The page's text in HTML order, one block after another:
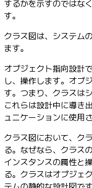
するかを示すのではな
す。
クラス図は、システム
ます。
オブジェクト指向設計
し、操作します。オブ
す。つまり、クラスは
これらは設計中に導き
ュニケーションに使用
クラス図において、ク
る。なぜなら、クラス
インスタンスの属性と
る。クラスはオブジェ